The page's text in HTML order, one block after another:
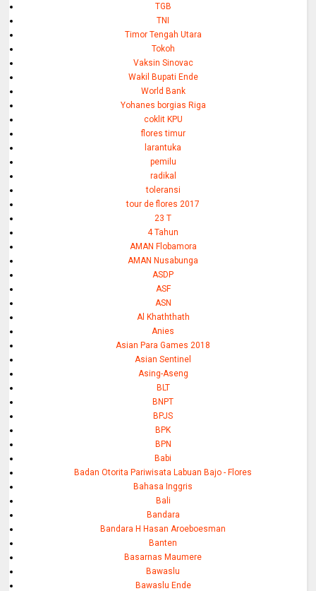
TGB
TNI
Timor Tengah Utara
Tokoh
Vaksin Sinovac
Wakil Bupati Ende
World Bank
Yohanes borgias Riga
coklit KPU
flores timur
larantuka
pemilu
radikal
toleransi
tour de flores 2017
23 T
4 Tahun
AMAN Flobamora
AMAN Nusabunga
ASDP
ASF
ASN
Al Khaththath
Anies
Asian Para Games 2018
Asian Sentinel
Asing-Aseng
BLT
BNPT
BPJS
BPK
BPN
Babi
Badan Otorita Pariwisata Labuan Bajo - Flores
Bahasa Inggris
Bali
Bandara
Bandara H Hasan Aroeboesman
Banten
Basarnas Maumere
Bawaslu
Bawaslu Ende